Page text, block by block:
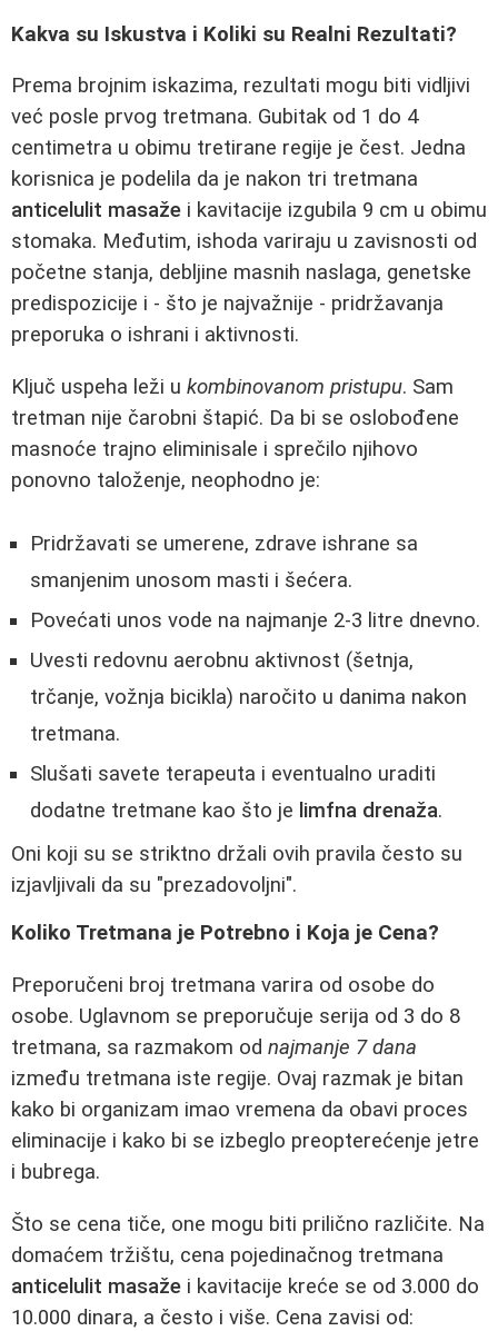
Kakva su Iskustva i Koliki su Realni Rezultati?
Prema brojnim iskazima, rezultati mogu biti vidljivi
već posle prvog tretmana. Gubitak od 1 do 4
centimetra u obimu tretirane regije je čest. Jedna
korisnica je podelila da je nakon tri tretmana
anticelulit masaže i kavitacije izgubila 9 cm u obimu
stomaka. Međutim, ishoda variraju u zavisnosti od
početne stanja, debljine masnih naslaga, genetske
predispozicije i - što je najvažnije - pridržavanja
preporuka o ishrani i aktivnosti.
Ključ uspeha leži u kombinovanom pristupu. Sam
tretman nije čarobni štapić. Da bi se oslobođene
masnoće trajno eliminisale i sprečilo njihovo
ponovno taloženje, neophodno je:
Pridržavati se umerene, zdrave ishrane sa
smanjenim unosom masti i šećera.
Povećati unos vode na najmanje 2-3 litre dnevno.
Uvesti redovnu aerobnu aktivnost (šetnja,
trčanje, vožnja bicikla) naročito u danima nakon
tretmana.
Slušati savete terapeuta i eventualno uraditi
dodatne tretmane kao što je limfna drenaža.
Oni koji su se striktno držali ovih pravila često su
izjavljivali da su "prezadovoljni".
Koliko Tretmana je Potrebno i Koja je Cena?
Preporučeni broj tretmana varira od osobe do
osobe. Uglavnom se preporučuje serija od 3 do 8
tretmana, sa razmakom od najmanje 7 dana
između tretmana iste regije. Ovaj razmak je bitan
kako bi organizam imao vremena da obavi proces
eliminacije i kako bi se izbeglo preopterećenje jetre
i bubrega.
Što se cena tiče, one mogu biti prilično različite. Na
domaćem tržištu, cena pojedinačnog tretmana
anticelulit masaže i kavitacije kreće se od 3.000 do
10.000 dinara, a često i više. Cena zavisi od: